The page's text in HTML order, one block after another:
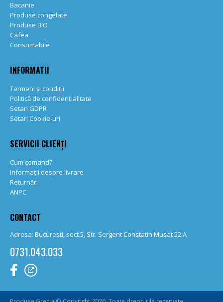
Bacanie
Produse congelate
Produse BIO
Cafea
Consumabile
INFORMATII
Termeni și condiții
Politică de confidențialitate
Setari GDPR
Setari Cookie-uri
SERVICII CLIENȚI
Cum comand?
Informații despre livrare
Returnări
ANPC
CONTACT
Adresa: Bucuresti, sect.5, Str. Sergent Constatin Musat 52 A
0731.043.033